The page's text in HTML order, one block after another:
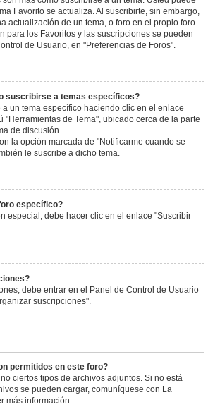
Favorito se actualiza. Al suscribirte, sin embargo,
actualización de un tema, o foro en el propio foro.
para los Favoritos y las suscripciones se pueden
de Usuario, en "Preferencias de Foros".
suscribirse a temas específicos?
un tema específico haciendo clic en el enlace
"Herramientas de Tema", ubicado cerca de la parte
de discusión.
la opción marcada de "Notificarme cuando se
le suscribe a dicho tema.
específico?
especial, debe hacer clic en el enlace "Suscribir
debe entrar en el Panel de Control de Usuario
suscripciones".
permitidos en este foro?
ciertos tipos de archivos adjuntos. Si no está
se pueden cargar, comuníquese con La
más información.